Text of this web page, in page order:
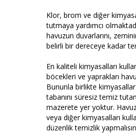
Klor, brom ve diğer
tutmaya yardımcı
havuzun duvarlarını,
belirli bir dereceye kadar
En kaliteli kimyasalları
böcekleri ve yaprakları
Bununla birlikte kimyasallar
tabanını süresiz temiz
mazerete yer yoktur.
veya diğer kimyasalları
düzenlik temizlik